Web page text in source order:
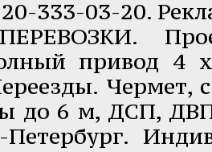
333-03-20.
привод 4
Чермет,
до 6 м, ДСП,
Петербург.